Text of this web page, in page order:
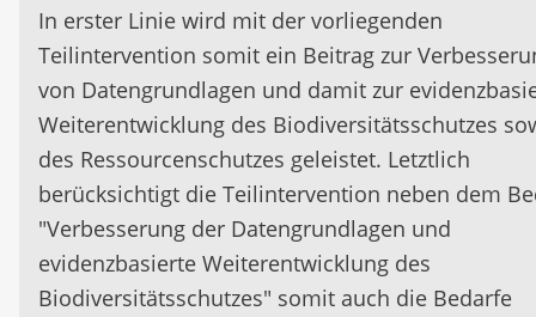
In erster Linie wird mit der vorliegenden
Teilintervention somit ein Beitrag zur
von Datengrundlagen und damit zur
Weiterentwicklung des Biodiversitätsschutzes
des Ressourcenschutzes geleistet. Letztlich
berücksichtigt die Teilintervention neben dem
"Verbesserung der Datengrundlagen und
evidenzbasierte Weiterentwicklung des
Biodiversitätsschutzes" somit auch die Bedarfe